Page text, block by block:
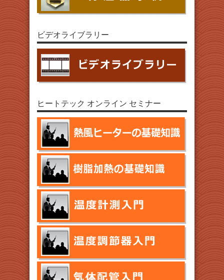
ビデオライブラリー
ヒートテック オンライン セミナー